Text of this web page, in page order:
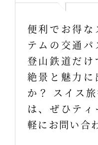
便利でお得な
テムの交通パ
登山鉄道だけ
絶景と魅力
か？ スイス
は、ぜひテ
軽にお問い合